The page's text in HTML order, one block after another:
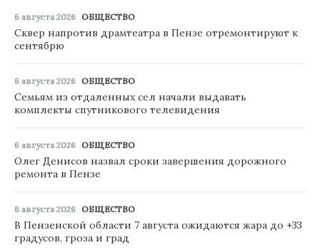
6 августа 2026 ОБЩЕСТВО
Сквер напротив драмтеатра в Пензе отремонтируют к
сентябрю
6 августа 2026 ОБЩЕСТВО
Семьям из отдаленных сел начали выдавать
комплекты спутникового телевидения
6 августа 2026 ОБЩЕСТВО
Олег Денисов назвал сроки завершения дорожного
ремонта в Пензе
6 августа 2026 ОБЩЕСТВО
В Пензенской области 7 августа ожидаются жара до +33
градусов, гроза и град